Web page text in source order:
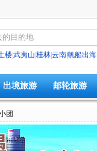
楼武夷山 桂林云南帆船出海
出境旅游 邮轮旅游
团